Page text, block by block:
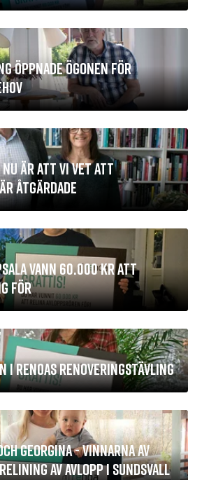
öppnade ögonen för
nu är att vi vet att
åtgärdade
vann 60.000 kr att
för
i Renoas renoveringstävling
Georgina - vinnarna av
av avlopp i Sundsvall